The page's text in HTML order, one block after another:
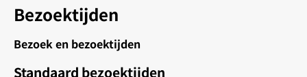
Bezoektijden
Bezoek en bezoektijden
Standaard bezoektijden